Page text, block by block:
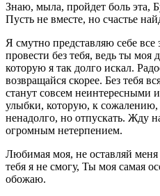
Знаю, мыла, пройдет боль эта,
Пусть не вместе, но счастье
Я смутно представляю себе все
провести без тебя, ведь ты моя
которую я так долго искал.
возвращайся скорее. Без тебя
станут совсем
улыбки, которую, к сожалению,
ненадолго, но отпускать. Жду
огромным нетерпением.
Любимая моя, не оставляй
тебя я не смогу, Ты моя самая
обожаю.